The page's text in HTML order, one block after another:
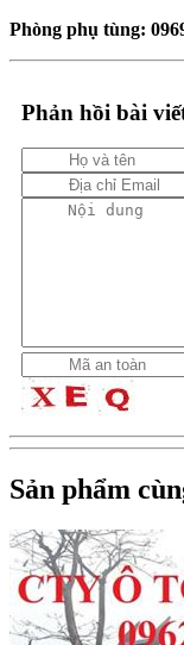
Phòng phụ tùng:
Phản hồi bài
Sản phẩm